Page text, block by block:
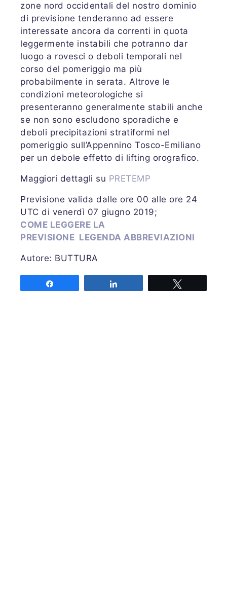
zone nord occidentali del nostro dominio
di previsione tenderanno ad essere
interessate ancora da correnti in quota
leggermente instabili che potranno dar
luogo a rovesci o deboli temporali nel
corso del pomeriggio ma più
probabilmente in serata. Altrove le
condizioni meteorologiche si
presenteranno generalmente stabili anche
se non sono escludono sporadiche e
deboli precipitazioni stratiformi nel
pomeriggio sull’Appennino Tosco-Emiliano
per un debole effetto di lifting orografico.
Maggiori dettagli su PRETEMP
Previsione valida dalle ore 00 alle ore 24
UTC di venerdì 07 giugno 2019;
COME LEGGERE LA
PREVISIONE LEGENDA ABBREVIAZIONI
Autore: BUTTURA